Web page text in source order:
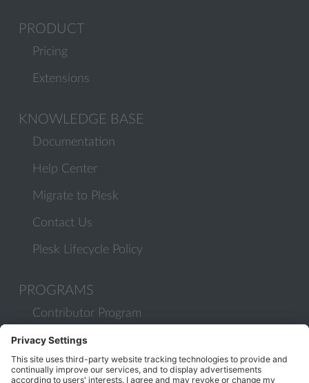
PRODUCT
Pricing
Extensions
KNOWLEDGE BASE
Documentation
Help Center
Migrate to Plesk
Contact Us
Plesk Lifecycle Policy
PROGRAMS
Contributor Program
Partner Program